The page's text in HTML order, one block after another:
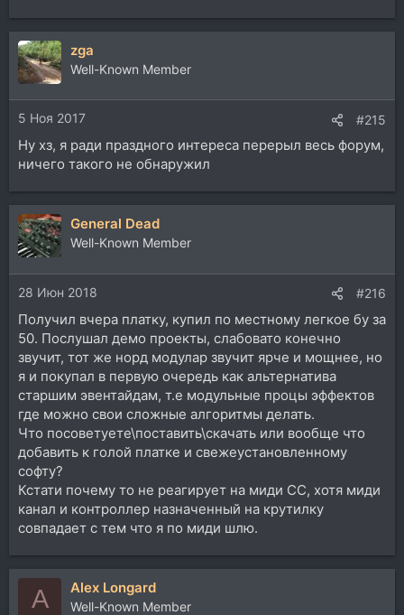
zga
Well-Known Member
5 Ноя 2017 #215
Ну хз, я ради праздного интереса перерыл весь форум,
ничего такого не обнаружил
General Dead
Well-Known Member
28 Июн 2018 #216
Получил вчера платку, купил по местному легкое бу за
50. Послушал демо проекты, слабовато конечно
звучит, тот же норд модулар звучит ярче и мощнее, но
я и покупал в первую очередь как альтернатива
старшим эвентайдам, т.е модульные процы эффектов
где можно свои сложные алгоритмы делать.
Что посоветуете\поставить\скачать или вообще что
добавить к голой платке и свежеустановленному
софту?
Кстати почему то не реагирует на миди СС, хотя миди
канал и контроллер назначенный на крутилку
совпадает с тем что я по миди шлю.
A Alex Longard
Well-Known Member